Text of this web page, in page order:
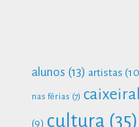
alunos (13) artistas
nas férias (7) caixeiral
(9) cultura (35)